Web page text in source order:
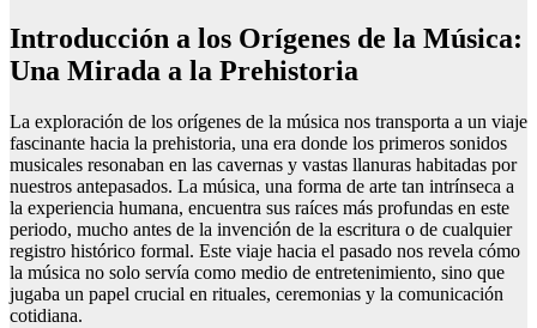
Introducción a los Orígenes de la Música:
Una Mirada a la Prehistoria
La exploración de los orígenes de la música nos transporta a un viaje
fascinante hacia la prehistoria, una era donde los primeros sonidos
musicales resonaban en las cavernas y vastas llanuras habitadas por
nuestros antepasados. La música, una forma de arte tan intrínseca a
la experiencia humana, encuentra sus raíces más profundas en este
periodo, mucho antes de la invención de la escritura o de cualquier
registro histórico formal. Este viaje hacia el pasado nos revela cómo
la música no solo servía como medio de entretenimiento, sino que
jugaba un papel crucial en rituales, ceremonias y la comunicación
cotidiana.